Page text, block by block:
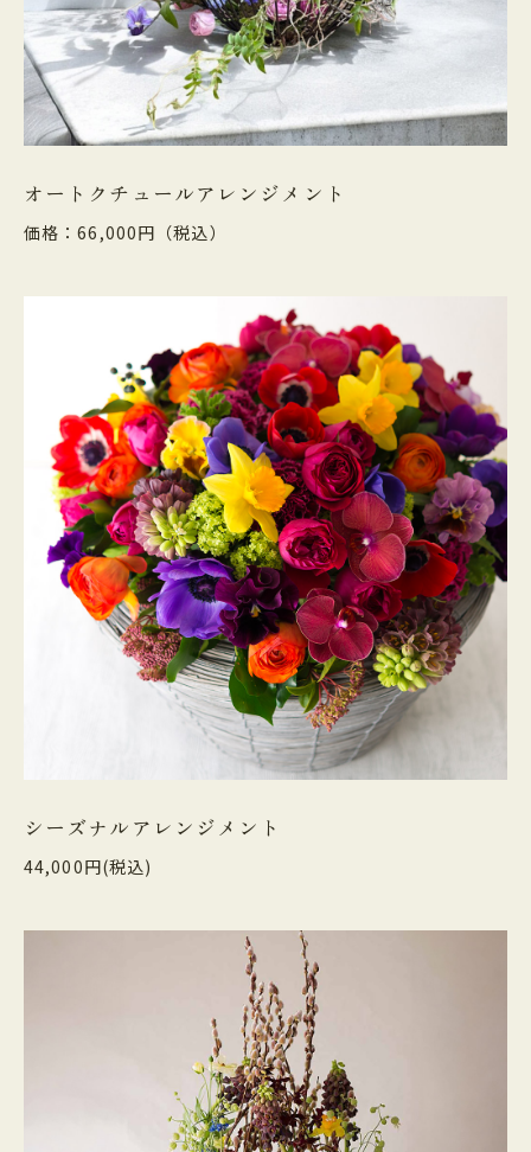
オートクチュールアレンジメント
価格：66,000円（税込）
シーズナルアレンジメント
44,000円(税込)